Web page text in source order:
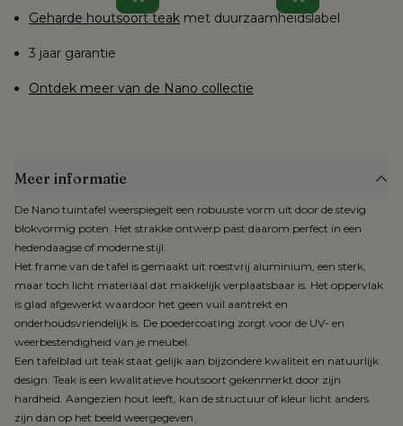
Geharde houtsoort teak met duurzaamheidslabel
3 jaar garantie
Ontdek meer van de Nano collectie
Meer informatie
De Nano tuintafel weerspiegelt een robuuste vorm uit door de stevig
blokvormig poten. Het strakke ontwerp past daarom perfect in een
hedendaagse of moderne stijl.
Het frame van de tafel is gemaakt uit roestvrij aluminium, een sterk,
maar toch licht materiaal dat makkelijk verplaatsbaar is. Het oppervlak
is glad afgewerkt waardoor het geen vuil aantrekt en
onderhoudsvriendelijk is. De poedercoating zorgt voor de UV- en
weerbestendigheid van je meubel.
Een tafelblad uit teak staat gelijk aan bijzondere kwaliteit en natuurlijk
design. Teak is een kwalitatieve houtsoort gekenmerkt door zijn
hardheid. Aangezien hout leeft, kan de structuur of kleur licht anders
zijn dan op het beeld weergegeven.